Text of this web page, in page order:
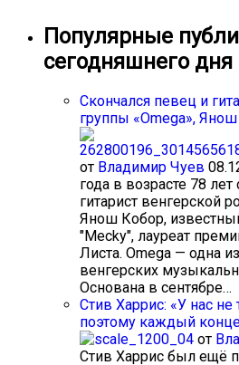
Популярные
сегодняшнего дня
Cкончался певец и
группы «Omega»,
от Владимир Чуев
года в возрасте 78
гитарист венгерской
Янош Кобор,
"Mecky", лауреат
Листа. Omega — одна
венгерских
Основана в сентябре…
Стив Харрис: «У нас
поэтому каждый
от
Стив Харрис был ещё